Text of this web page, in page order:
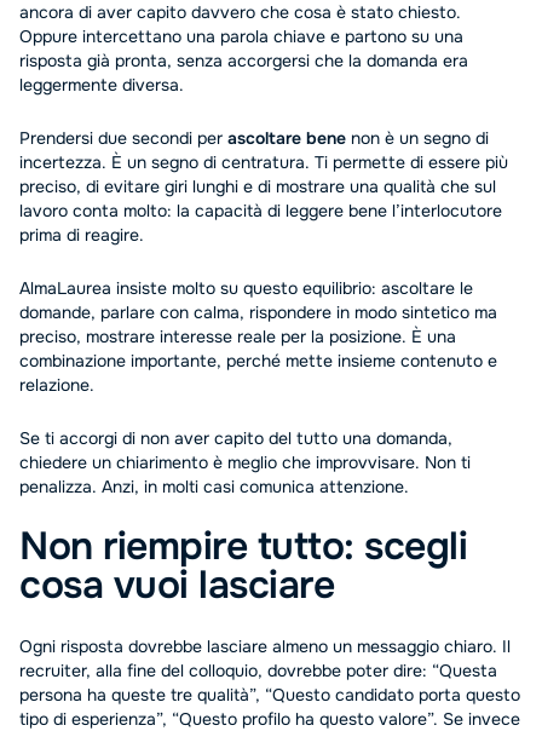
ancora di aver capito davvero che cosa è stato chiesto.
Oppure intercettano una parola chiave e partono su una
risposta già pronta, senza accorgersi che la domanda era
leggermente diversa.
Prendersi due secondi per ascoltare bene non è un segno di
incertezza. È un segno di centratura. Ti permette di essere più
preciso, di evitare giri lunghi e di mostrare una qualità che sul
lavoro conta molto: la capacità di leggere bene l’interlocutore
prima di reagire.
AlmaLaurea insiste molto su questo equilibrio: ascoltare le
domande, parlare con calma, rispondere in modo sintetico ma
preciso, mostrare interesse reale per la posizione. È una
combinazione importante, perché mette insieme contenuto e
relazione.
Se ti accorgi di non aver capito del tutto una domanda,
chiedere un chiarimento è meglio che improvvisare. Non ti
penalizza. Anzi, in molti casi comunica attenzione.
Non riempire tutto: scegli
cosa vuoi lasciare
Ogni risposta dovrebbe lasciare almeno un messaggio chiaro. Il
recruiter, alla fine del colloquio, dovrebbe poter dire: “Questa
persona ha queste tre qualità”, “Questo candidato porta questo
tipo di esperienza”, “Questo profilo ha questo valore”. Se invece